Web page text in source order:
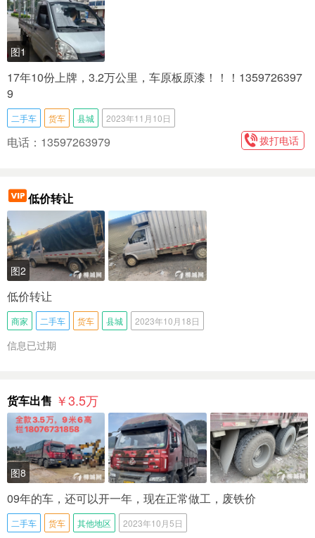
图1
17年10份上牌，3.2万公里，车原板原漆！！！1359726397
9 ​
二手车 货车 县城 2023年11月10日
电话：13597263979 拨打电话
低价转让
图2
低价转让
商家 二手车 货车 县城 2023年10月18日
信息已过期
货车出售 ￥3.5万
图8
09年的车，还可以开一年，现在正常做工，废铁价
二手车 货车 其他地区 2023年10月5日